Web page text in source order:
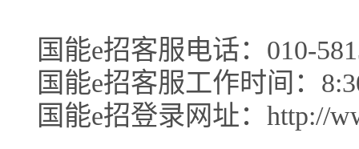
国能e招客服电话：010-
国能e招客服工作时间：
国能e招登录网址：http://